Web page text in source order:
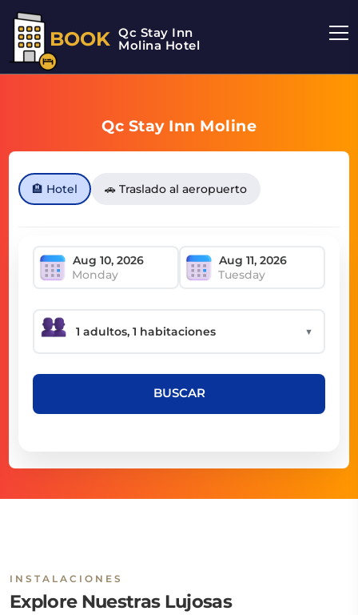
BOOK Qc Stay Inn
Molina Hotel
Qc Stay Inn Moline
🏨 Hotel 🚗 Traslado al aeropuerto
Monday Tuesday
▼
BUSCAR
INSTALACIONES
Explore Nuestras Lujosas